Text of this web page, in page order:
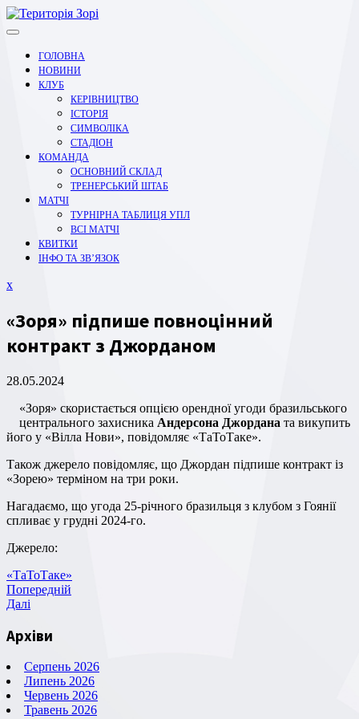
Перейти
до
ГОЛОВНА
НОВИНИ
КЛУБ
КЕРІВНИЦТВО
ІСТОРІЯ
СИМВОЛІКА
СТАДІОН
КОМАНДА
ОСНОВНИЙ СКЛАД
ТРЕНЕРСЬКИЙ ШТАБ
МАТЧІ
ТУРНІРНА ТАБЛИЦЯ УПЛ
ВСІ МАТЧІ
КВИТКИ
ІНФО ТА ЗВ’ЯЗОК
xЗакрити
«Зоря» підпише повноцінний
контракт з Джорданом
28.05.2024
«Зоря» скористається опцією орендної угоди бразильського
центрального захисника Андерсона Джордана та викупить
його у «Вілла Нови», повідомляє «ТаТоТаке».
Також джерело повідомляє, що Джордан підпише контракт із
«Зорею» терміном на три роки.
Нагадаємо, що угода 25-річного бразильця з клубом з Гоянії
спливає у грудні 2024-го.
Джерело:
«ТаТоТаке»
Навігація
записів
Попередній
запис
Попередній
Наступний
Далі
Архіви
Серпень 2026
Липень 2026
Червень 2026
Травень 2026